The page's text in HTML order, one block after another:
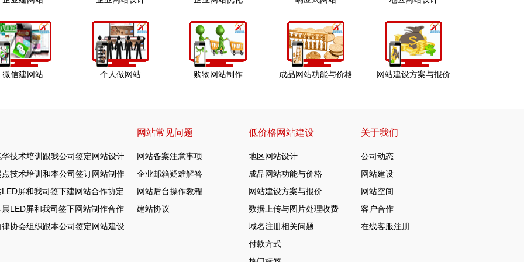
微信建网站 个人做网站 购物网站制作 成品网站功能与价格 网站建设方案与报价
技术培训跟我公司签定网站设计合作协定
技术培训和本公司签订网站制作协议
屏和我司签下建网站合作协定
LED屏和我司签下网站制作合作协定
协会组织跟本公司签定网站建设合约
网站常见问题
网站备案注意事项
企业邮箱疑难解答
网站后台操作教程
建站协议
低价格网站建设
地区网站设计
成品网站功能与价格
网站建设方案与报价
数据上传与图片处理收费
域名注册相关问题
付款方式
关于我们
公司动态
网站建设
网站空间
客户合作
在线客服注册